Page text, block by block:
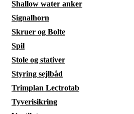
Shallow water anker
Signalhorn
Skruer og Bolte
Spil
Stole og stativer
Styring sejlbåd
Trimplan Lectrotab
Tyverisikring